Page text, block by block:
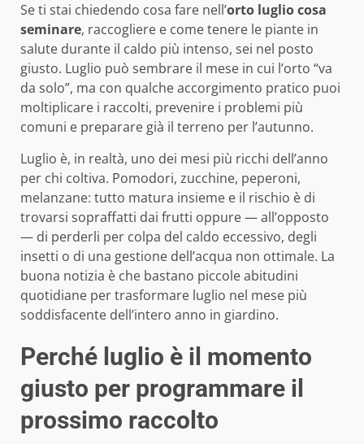
Se ti stai chiedendo cosa fare nell’orto luglio cosa
seminare, raccogliere e come tenere le piante in
salute durante il caldo più intenso, sei nel posto
giusto. Luglio può sembrare il mese in cui l’orto “va
da solo”, ma con qualche accorgimento pratico puoi
moltiplicare i raccolti, prevenire i problemi più
comuni e preparare già il terreno per l’autunno.
Luglio è, in realtà, uno dei mesi più ricchi dell’anno
per chi coltiva. Pomodori, zucchine, peperoni,
melanzane: tutto matura insieme e il rischio è di
trovarsi sopraffatti dai frutti oppure — all’opposto
— di perderli per colpa del caldo eccessivo, degli
insetti o di una gestione dell’acqua non ottimale. La
buona notizia è che bastano piccole abitudini
quotidiane per trasformare luglio nel mese più
soddisfacente dell’intero anno in giardino.
Perché luglio è il momento
giusto per programmare il
prossimo raccolto